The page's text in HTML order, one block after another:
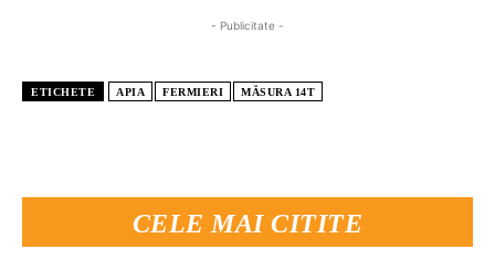
CELE MAI CITITE
- Publicitate -
ETICHETE APIA FERMIERI MĂSURA 14T